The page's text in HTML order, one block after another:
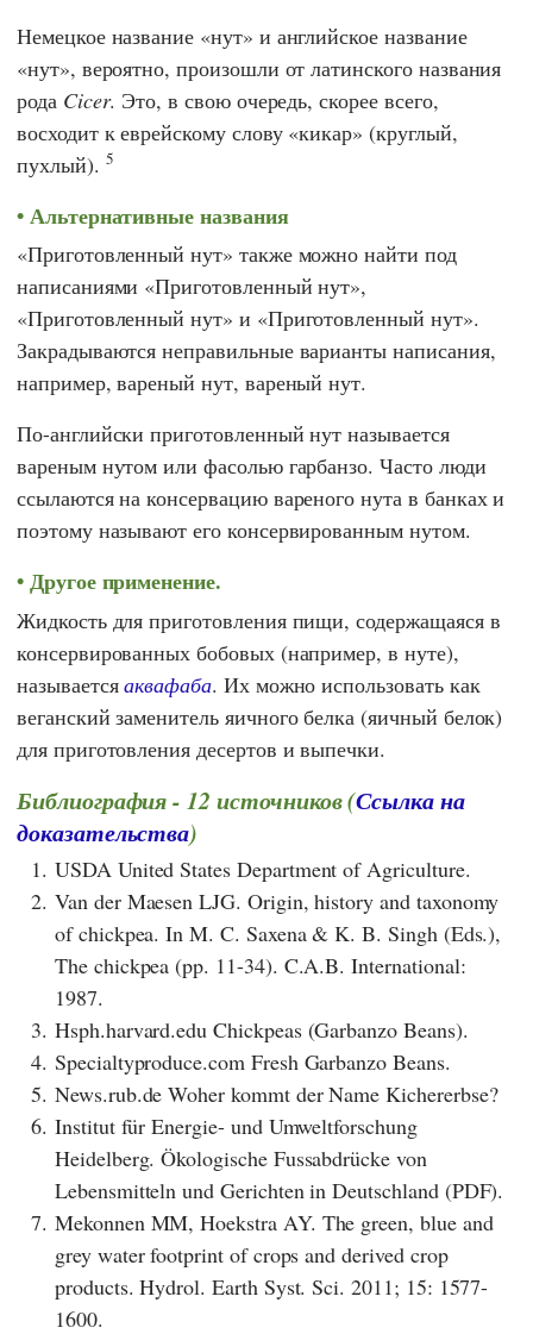
Немецкое название «нут» и английское название
«нут», вероятно, произошли от латинского названия
рода Cicer. Это, в свою очередь, скорее всего,
восходит к еврейскому слову «кикар» (круглый,
пухлый). 5
Альтернативные названия
«Приготовленный нут» также можно найти под
написаниями «Приготовленный нут»,
«Приготовленный нут» и «Приготовленный нут».
Закрадываются неправильные варианты написания,
например, вареный нут, вареный нут.
По-английски приготовленный нут называется
вареным нутом или фасолью гарбанзо. Часто люди
ссылаются на консервацию вареного нута в банках и
поэтому называют его консервированным нутом.
Другое применение.
Жидкость для приготовления пищи, содержащаяся в
консервированных бобовых (например, в нуте),
называетсяаквафаба. Их можно использовать как
веганский заменитель яичного белка (яичный белок)
для приготовления десертов и выпечки.
Библиография - 12 источников (Ссылка на
доказательства)
1. USDA United States Department of Agriculture.
2. Van der Maesen LJG. Origin, history and taxonomy
of chickpea. In M. C. Saxena & K. B. Singh (Eds.),
The chickpea (pp. 11-34). C.A.B. International:
1987.
3. Hsph.harvard.edu Chickpeas (Garbanzo Beans).
4. Specialtyproduce.com Fresh Garbanzo Beans.
5. News.rub.de Woher kommt der Name Kichererbse?
6. Institut für Energie- und Umweltforschung
Heidelberg. Ökologische Fussabdrücke von
Lebensmitteln und Gerichten in Deutschland (PDF).
7. Mekonnen MM, Hoekstra AY. The green, blue and
grey water footprint of crops and derived crop
products. Hydrol. Earth Syst. Sci. 2011; 15: 1577-
1600.